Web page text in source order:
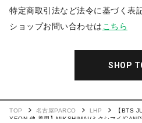
特定商取引法など法令に基づく表
ショップお問い合わせはこちら
SHOP
TOP 名古屋PARCO LHP
【BTS
YEON 他 着用】MIKSHIMAI/ミクシマイ/